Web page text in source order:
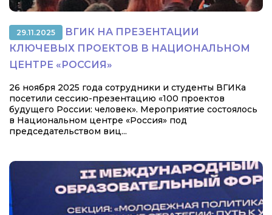
29.11.2025
ВГИК НА ПРЕЗЕНТАЦИИ
КЛЮЧЕВЫХ ПРОЕКТОВ В НАЦИОНАЛЬНОМ
ЦЕНТРЕ «РОССИЯ»
26 ноября 2025 года сотрудники и студенты ВГИКа
посетили сессию-презентацию «100 проектов
будущего России: человек». Мероприятие состоялось
в Национальном центре «Россия» под
председательством виц...